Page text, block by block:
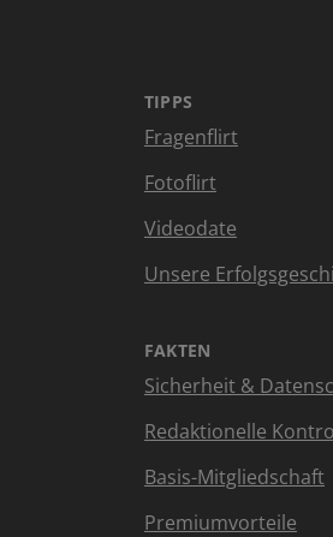
TIPPS
Fragenflirt
Fotoflirt
Videodate
Unsere
FAKTEN
Sicherheit &
Redaktionelle
Basis-Mitgliedschaft
Premiumvorteile